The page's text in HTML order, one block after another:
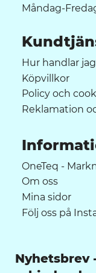
Måndag-
Hur handlar
Köpvillkor
Policy och
Reklamation
OneTeq -
Om oss
Mina sidor
Följ oss på
Nyhetsbrev